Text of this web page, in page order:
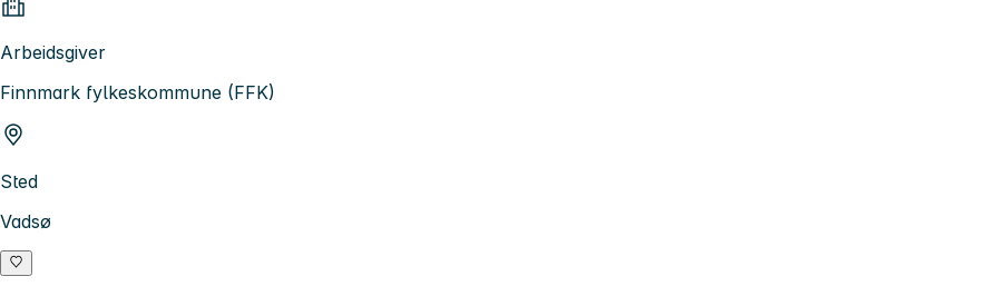
Arbeidsgiver
Finnmark fylkeskommune (FFK)
Sted
Vadsø